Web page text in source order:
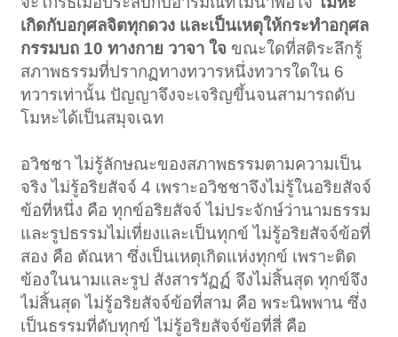
เกิดกับอกุศลจิตทุกดวง และเป็นเหตุให้กระทำอกุศล
กรรมบถ 10 ทางกาย วาจา ใจ ขณะใดที่สติระลึกรู้
สภาพธรรมที่ปรากฏทางทวารหนึ่งทวารใดใน 6
ทวารเท่านั้น ปัญญาจึงจะเจริญขึ้นจนสามารถดับ
โมหะได้เป็นสมุจเฉท
อวิชชา ไม่รู้ลักษณะของสภาพธรรมตามความเป็น
จริง ไม่รู้อริยสัจจ์ 4 เพราะอวิชชาจึงไม่รู้ในอริยสัจจ์
ข้อที่หนึ่ง คือ ทุกข์อริยสัจจ์ ไม่ประจักษ์ว่านามธรรม
และรูปธรรมไม่เที่ยงและเป็นทุกข์ ไม่รู้อริยสัจจ์ข้อที่
สอง คือ ตัณหา ซึ่งเป็นเหตุเกิดแห่งทุกข์ เพราะติด
ข้องในนามและรูป สังสารวัฏฏ์ จึงไม่สิ้นสุด ทุกข์จึง
ไม่สิ้นสุด ไม่รู้อริยสัจจ์ข้อที่สาม คือ พระนิพพาน ซึ่ง
เป็นธรรมที่ดับทุกข์ ไม่รู้อริยสัจจ์ข้อที่สี่ คือ